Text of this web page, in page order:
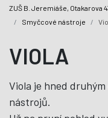
ZUŠ B. Jeremiáše, Otakarova
Smyčcové nástroje
VIOLA
Viola je hned
nástrojů.